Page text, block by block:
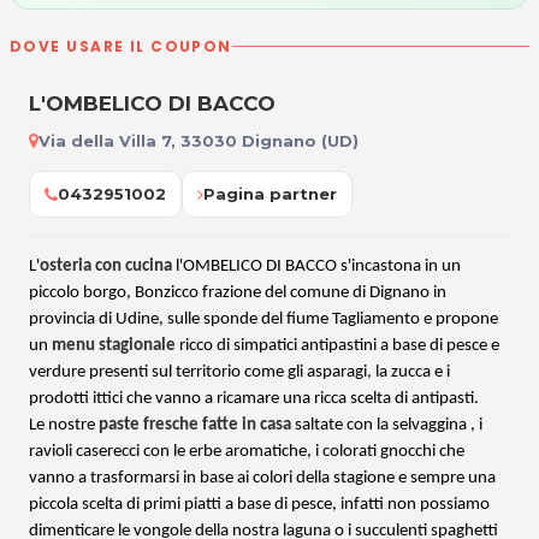
DOVE USARE IL COUPON
L'OMBELICO DI BACCO
Via della Villa 7, 33030 Dignano (UD)
0432951002 Pagina partner
L'osteria con cucina l'OMBELICO DI BACCO s'incastona in un
piccolo borgo, Bonzicco frazione del comune di Dignano in
provincia di Udine, sulle sponde del fiume Tagliamento e propone
un menu stagionale ricco di simpatici antipastini a base di pesce e
verdure presenti sul territorio come gli asparagi, la zucca e i
prodotti ittici che vanno a ricamare una ricca scelta di antipasti.
Le nostre paste fresche fatte in casa saltate con la selvaggina , i
ravioli caserecci con le erbe aromatiche, i colorati gnocchi che
vanno a trasformarsi in base ai colori della stagione e sempre una
piccola scelta di primi piatti a base di pesce, infatti non possiamo
dimenticare le vongole della nostra laguna o i succulenti spaghetti